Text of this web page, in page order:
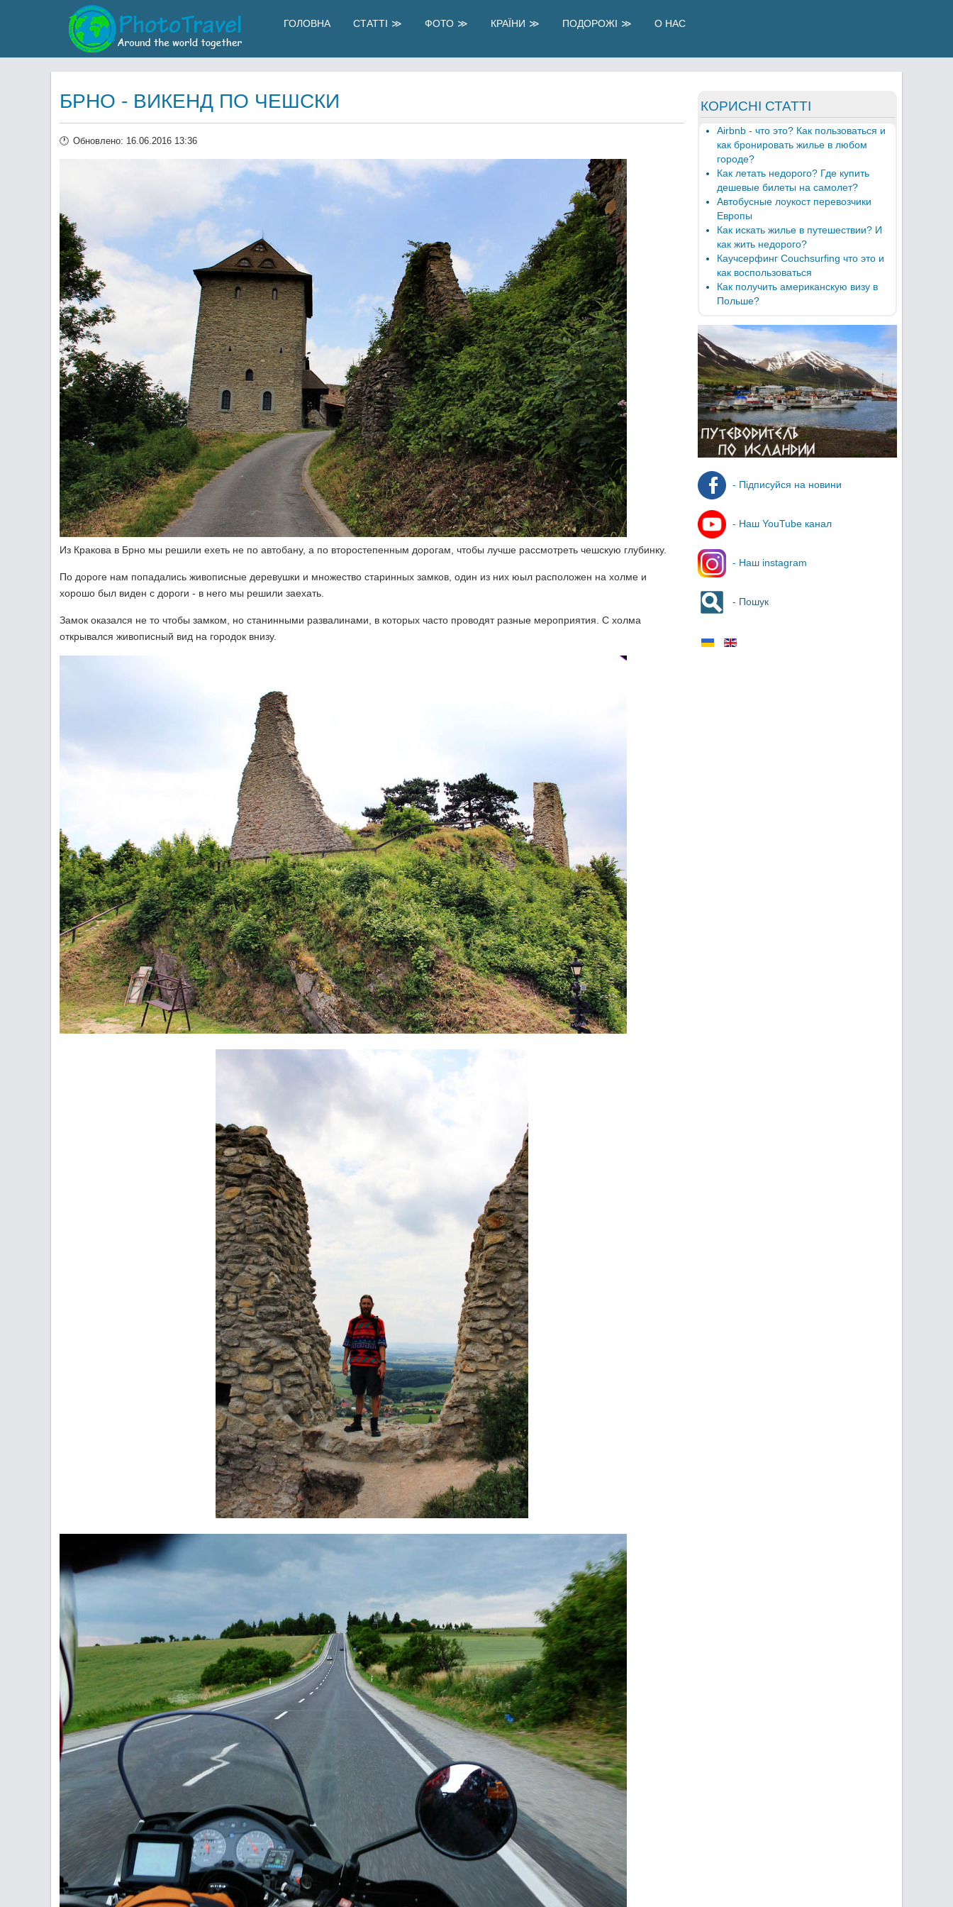
ГОЛОВНА СТАТТІ ФОТО КРАЇНИ ПОДОРОЖІ О НАС
БРНО - ВИКЕНД ПО ЧЕШСКИ
Обновлено: 16.06.2016 13:36
Из Кракова в Брно мы решили ехеть не по автобану, а по второстепенным дорогам, чтобы лучше рассмотреть чешскую глубинку.
По дороге нам попадались живописные деревушки и множество старинных замков, один из них юыл расположен на холме и
хорошо был виден с дороги - в него мы решили заехать.
Замок оказался не то чтобы замком, но станинными развалинами, в которых часто проводят разные мероприятия. С холма
открывался живописный вид на городок внизу.
КОРИСНІ СТАТТІ
Airbnb - что это? Как пользоваться и
как бронировать жилье в любом
городе?
Как летать недорого? Где купить
дешевые билеты на самолет?
Автобусные лоукост перевозчики
Европы
Как искать жилье в путешествии? И
как жить недорого?
Каучсерфинг Couchsurfing что это и
как воспользоваться
Как получить американскую визу в
Польше?
- Підписуйся на новини
- Наш YouTube канал
- Наш instagram
- Пошук